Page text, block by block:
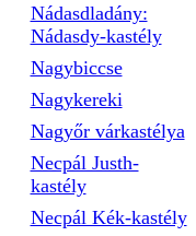
Nádasdladány:
Nádasdy-kastély
Nagybiccse
Nagykereki
Nagyőr várkastélya
Necpál Justh-
kastély
Necpál Kék-kastély